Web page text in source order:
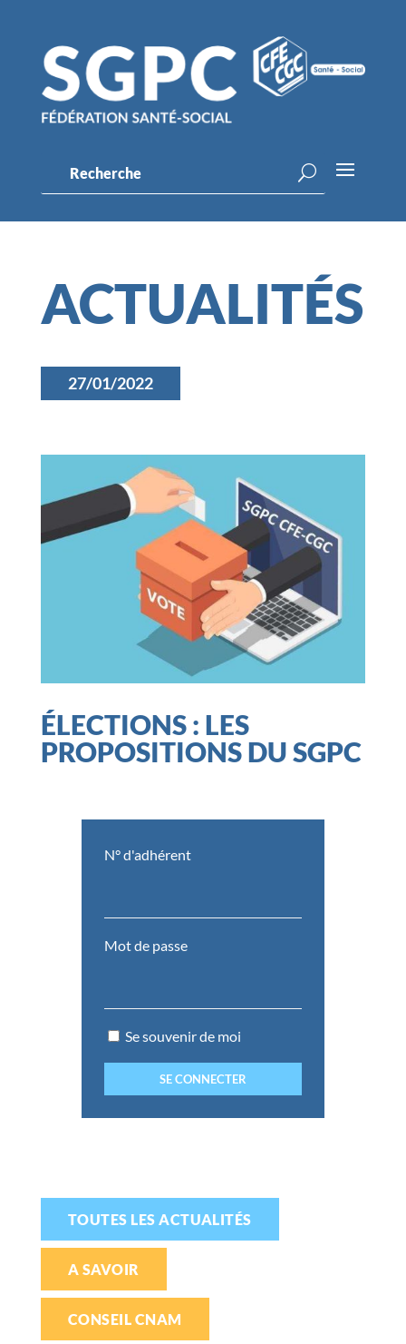
ACTUALITÉS
27/01/2022
ÉLECTIONS : LES
PROPOSITIONS DU SGPC
N° d'adhérent
Mot de passe
Se souvenir de moi
TOUTES LES ACTUALITÉS
A SAVOIR
CONSEIL CNAM